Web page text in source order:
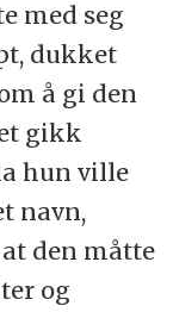
med seg
dukket
å gi den
gikk
hun ville
navn,
den måtte
og